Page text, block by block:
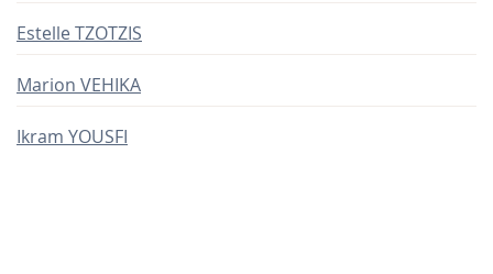
Estelle TZOTZIS
Marion VEHIKA
Ikram YOUSFI